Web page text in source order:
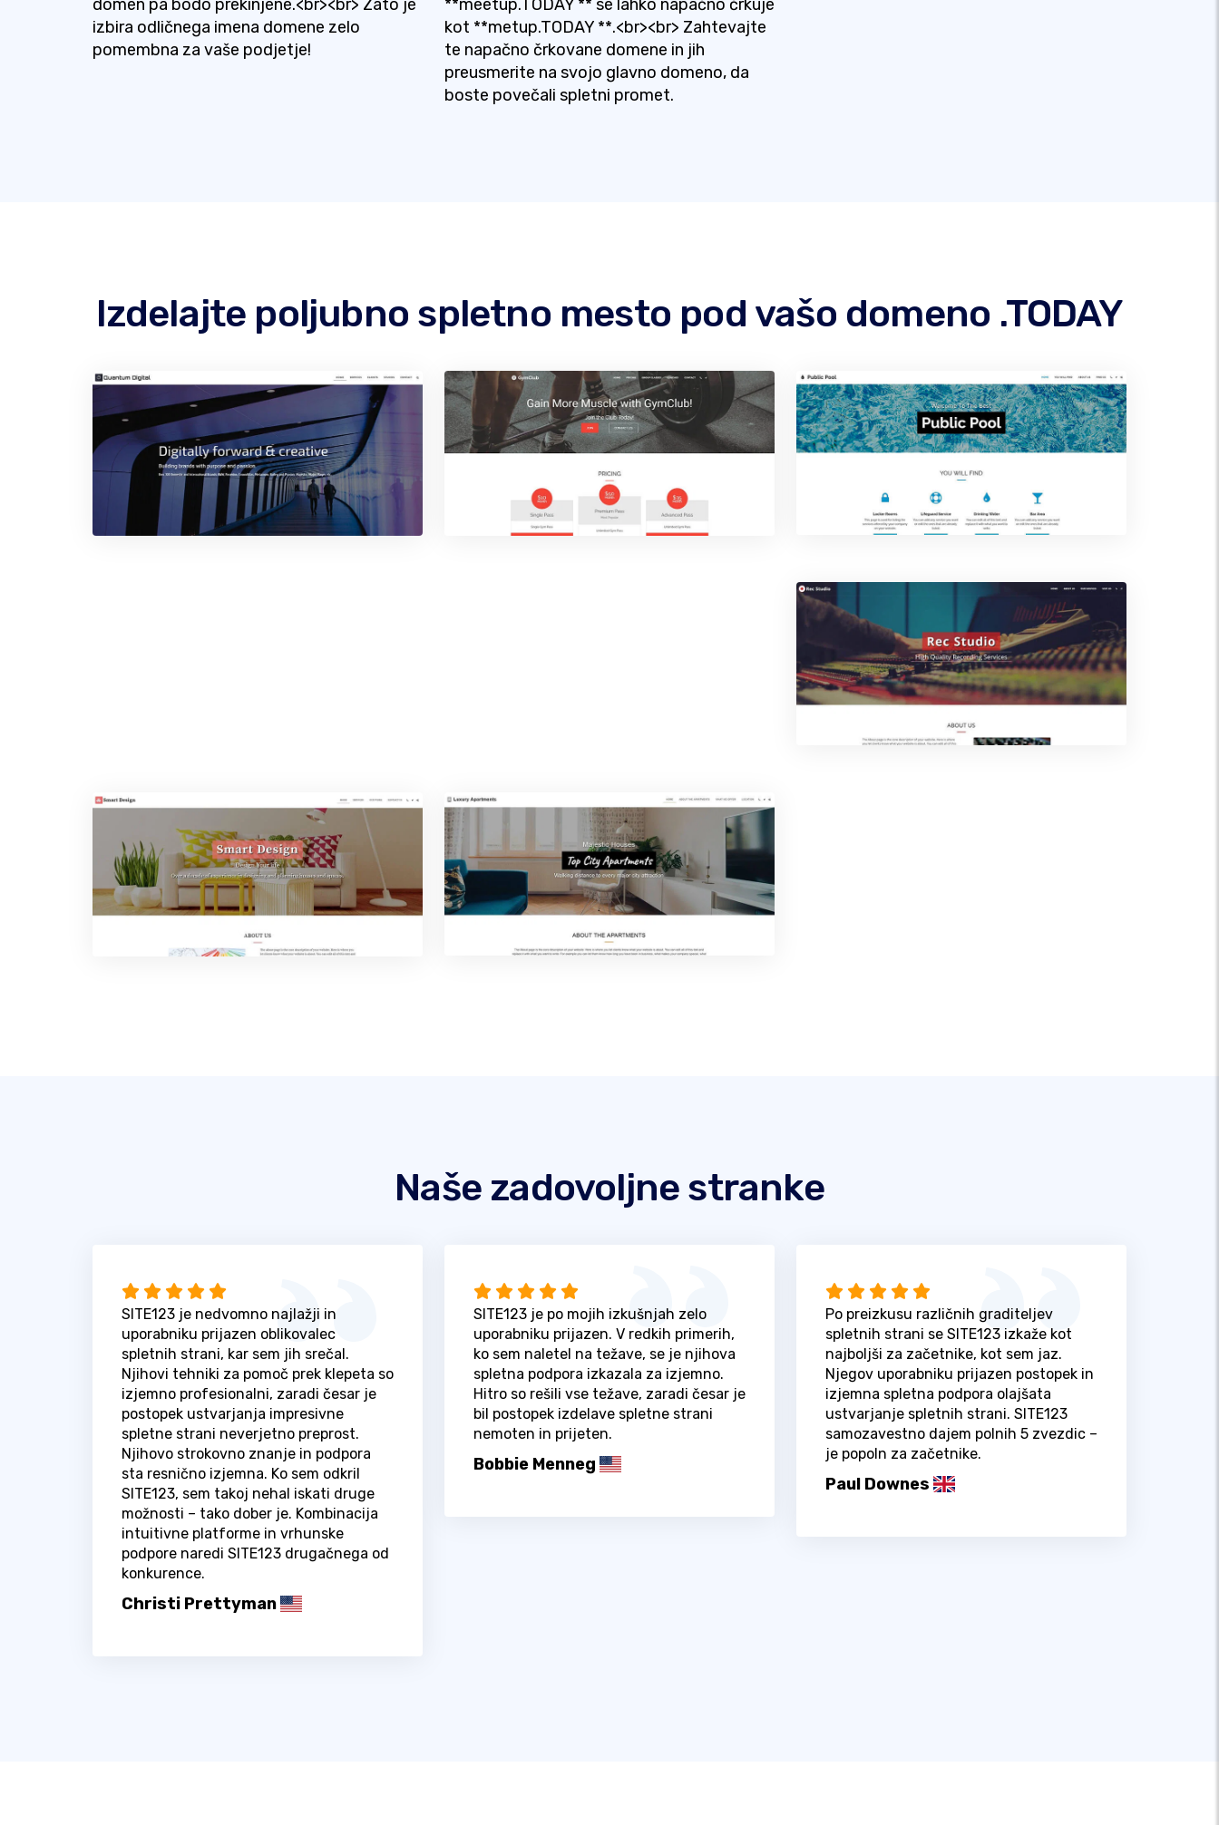
domen pa bodo prekinjene.<br><br> Zato je
izbira odličnega imena domene zelo
pomembna za vaše podjetje!
**meetup.TODAY ** se lahko napačno črkuje
kot **metup.TODAY **.<br><br> Zahtevajte
te napačno črkovane domene in jih
preusmerite na svojo glavno domeno, da
boste povečali spletni promet.
Izdelajte poljubno spletno mesto pod vašo domeno .TODAY
Naše zadovoljne stranke
SITE123 je nedvomno najlažji in
uporabniku prijazen oblikovalec
spletnih strani, kar sem jih srečal.
Njihovi tehniki za pomoč prek klepeta so
izjemno profesionalni, zaradi česar je
postopek ustvarjanja impresivne
spletne strani neverjetno preprost.
Njihovo strokovno znanje in podpora
sta resnično izjemna. Ko sem odkril
SITE123, sem takoj nehal iskati druge
možnosti – tako dober je. Kombinacija
intuitivne platforme in vrhunske
podpore naredi SITE123 drugačnega od
konkurence.
Christi Prettyman
SITE123 je po mojih izkušnjah zelo
uporabniku prijazen. V redkih primerih,
ko sem naletel na težave, se je njihova
spletna podpora izkazala za izjemno.
Hitro so rešili vse težave, zaradi česar je
bil postopek izdelave spletne strani
nemoten in prijeten.
Bobbie Menneg
Po preizkusu različnih graditeljev
spletnih strani se SITE123 izkaže kot
najboljši za začetnike, kot sem jaz.
Njegov uporabniku prijazen postopek in
izjemna spletna podpora olajšata
ustvarjanje spletnih strani. SITE123
samozavestno dajem polnih 5 zvezdic –
je popoln za začetnike.
Paul Downes